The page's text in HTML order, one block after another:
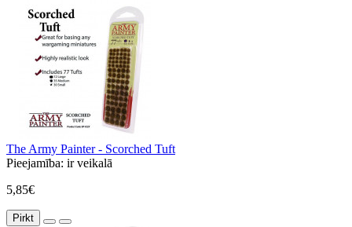
The Army Painter - Scorched Tuft
Pieejamība: ir veikalā
5,85€
Pirkt